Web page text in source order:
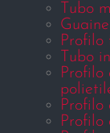
Tubo
Guaine
Profilo
Tubo
Profilo
Profilo
Profilo